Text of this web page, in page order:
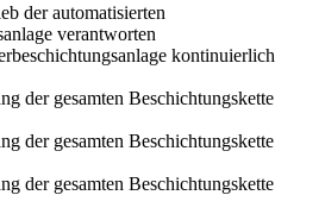
der automatisierten
verantworten
kontinuierlich
der gesamten Beschichtungskette
der gesamten Beschichtungskette
der gesamten Beschichtungskette